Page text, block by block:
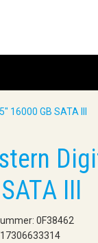
16000 GB SATA III
III
0F38462